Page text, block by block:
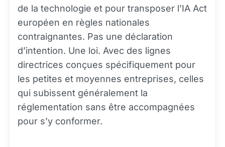
de la technologie et pour transposer l’IA Act
européen en règles nationales
contraignantes. Pas une déclaration
d’intention. Une loi. Avec des lignes
directrices conçues spécifiquement pour
les petites et moyennes entreprises, celles
qui subissent généralement la
réglementation sans être accompagnées
pour s’y conformer.